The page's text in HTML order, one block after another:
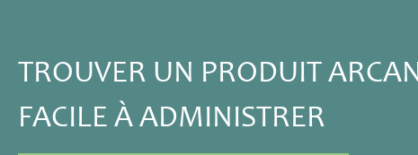
TROUVER UN PRODUIT
FACILE À ADMINISTRER